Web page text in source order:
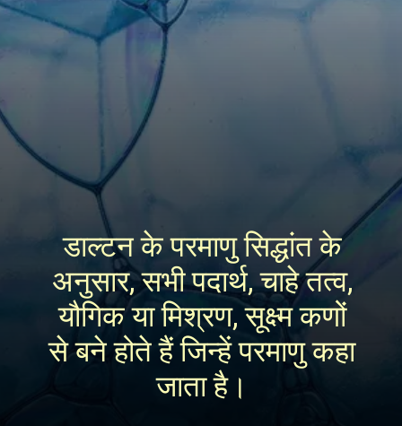
डाल्टन के परमाणु सिद्धांत के
अनुसार, सभी पदार्थ, चाहे तत्व,
यौगिक या मिश्रण, सूक्ष्म कणों
से बने होते हैं जिन्हें परमाणु कहा
जाता है।